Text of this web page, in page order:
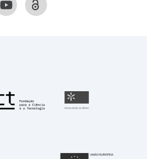
Fundação para a